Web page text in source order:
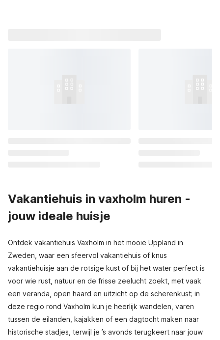
Vakantiehuis in vaxholm huren -
jouw ideale huisje
Ontdek vakantiehuis Vaxholm in het mooie Uppland in
Zweden, waar een sfeervol vakantiehuis of knus
vakantiehuisje aan de rotsige kust of bij het water perfect is
voor wie rust, natuur en de frisse zeelucht zoekt, met vaak
een veranda, open haard en uitzicht op de scherenkust; in
deze regio rond Vaxholm kun je heerlijk wandelen, varen
tussen de eilanden, kajakken of een dagtocht maken naar
historische stadjes, terwijl je ’s avonds terugkeert naar jouw